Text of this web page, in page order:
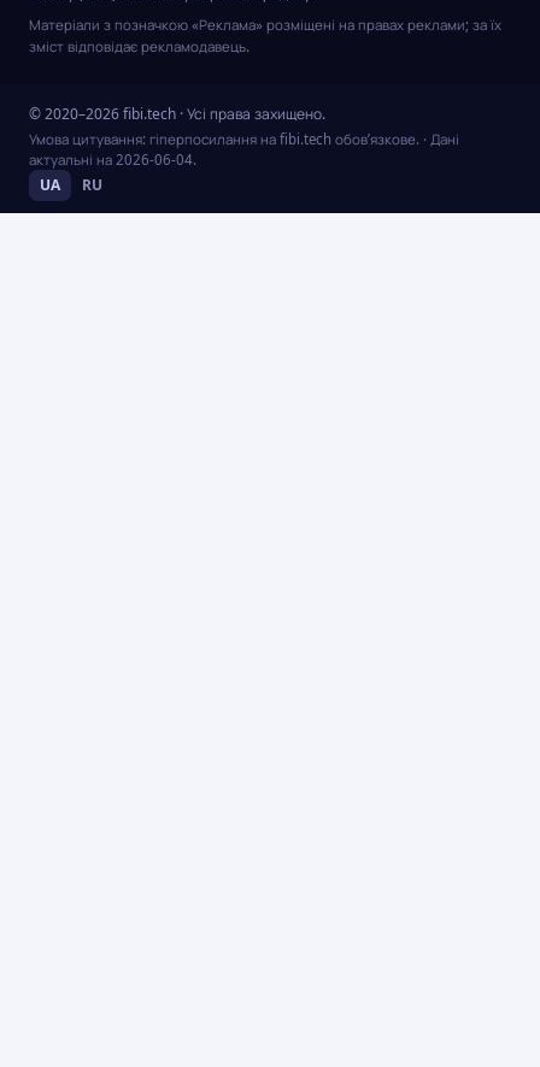
Матеріали з позначкою «Реклама» розміщені на правах реклами; за їх
зміст відповідає рекламодавець.
© 2020–2026 fibi.tech · Усі права захищено.
Умова цитування: гіперпосилання на fibi.tech обов’язкове. · Дані
актуальні на 2026-06-04.
UA RU